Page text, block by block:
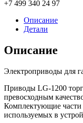
+7 499 340 24 97
Описание
Детали
Описание
Электроприводы для
Приводы LG-1200
превосходным
Комплектующие части
используемых в